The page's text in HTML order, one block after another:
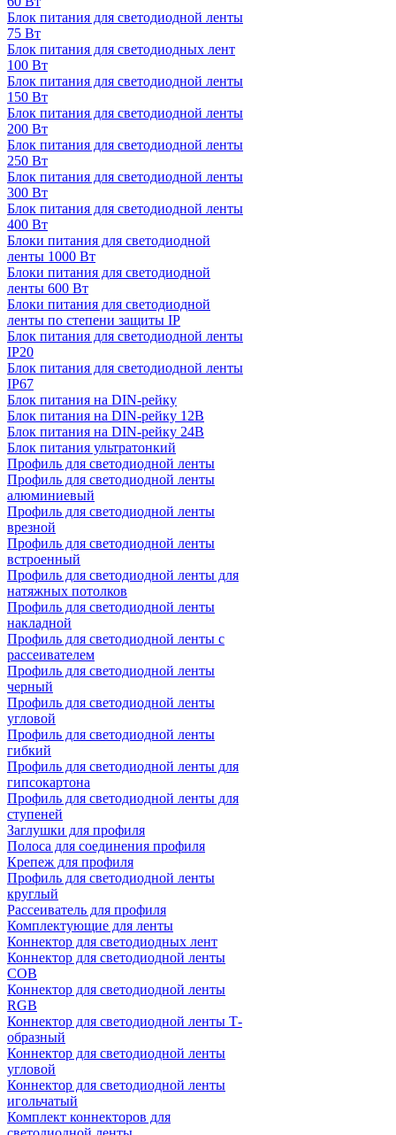
Блок питания для светодиодной ленты
75 Вт
Блок питания для светодиодных лент
100 Вт
Блок питания для светодиодной ленты
150 Вт
Блок питания для светодиодной ленты
200 Вт
Блок питания для светодиодной ленты
250 Вт
Блок питания для светодиодной ленты
300 Вт
Блок питания для светодиодной ленты
400 Вт
Блоки питания для светодиодной
ленты 1000 Вт
Блоки питания для светодиодной
ленты 600 Вт
Блоки питания для светодиодной
ленты по степени защиты IP
Блок питания для светодиодной ленты
IP20
Блок питания для светодиодной ленты
IP67
Блок питания на DIN-рейку
Блок питания на DIN-рейку 12В
Блок питания на DIN-рейку 24В
Блок питания ультратонкий
Профиль для светодиодной ленты
Профиль для светодиодной ленты
алюминиевый
Профиль для светодиодной ленты
врезной
Профиль для светодиодной ленты
встроенный
Профиль для светодиодной ленты для
натяжных потолков
Профиль для светодиодной ленты
накладной
Профиль для светодиодной ленты с
рассеивателем
Профиль для светодиодной ленты
черный
Профиль для светодиодной ленты
угловой
Профиль для светодиодной ленты
гибкий
Профиль для светодиодной ленты для
гипсокартона
Профиль для светодиодной ленты для
ступеней
Заглушки для профиля
Полоса для соединения профиля
Крепеж для профиля
Профиль для светодиодной ленты
круглый
Рассеиватель для профиля
Комплектующие для ленты
Коннектор для светодиодных лент
Коннектор для светодиодной ленты
COB
Коннектор для светодиодной ленты
RGB
Коннектор для светодиодной ленты Т-
образный
Коннектор для светодиодной ленты
угловой
Коннектор для светодиодной ленты
игольчатый
Комплект коннекторов для